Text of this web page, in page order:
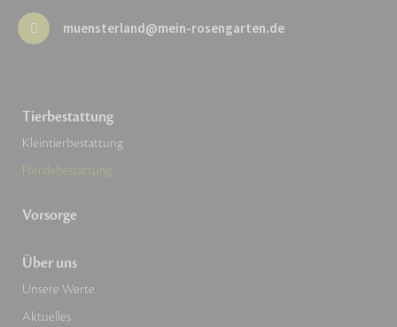
muensterland@mein-rosengarten.de
Tierbestattung
Kleintierbestattung
Pferdebestattung
Vorsorge
Über uns
Unsere Werte
Aktuelles